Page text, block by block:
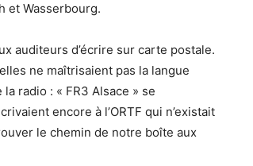
et Wasserbourg.
auditeurs d’écrire sur carte postale.
ne maîtrisaient pas la langue
radio : « FR3 Alsace » se
encore à l’ORTF qui n’existait
le chemin de notre boîte aux